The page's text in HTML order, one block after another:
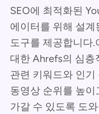
SEO에 최적화된
에이터를 위해 설
도구를 제공합니다
대한 Ahrefs의 심층
관련 키워드와 인
동영상 순위를 높
가갈 수 있도록 도